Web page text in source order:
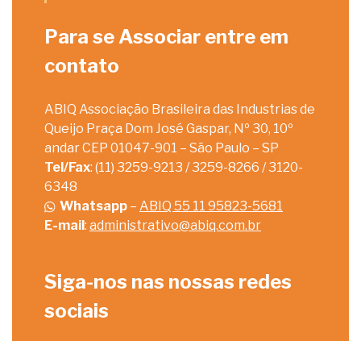
Para se Associar entre em
contato
ABIQ Associação Brasileira das Industrias de
Queijo Praça Dom José Gaspar, Nº 30, 10º
andar CEP 01047-901 – São Paulo – SP
Tel/Fax: (11) 3259-9213 / 3259-8266 / 3120-
6348
Whatsapp – ABIQ 55 11 95823-5681
E-mail: administrativo@abiq.com.br
Siga-nos nas nossas redes
sociais